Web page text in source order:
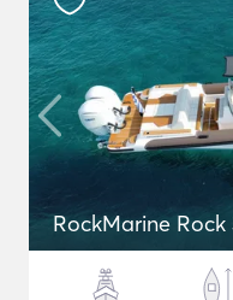
RockMarine Rock